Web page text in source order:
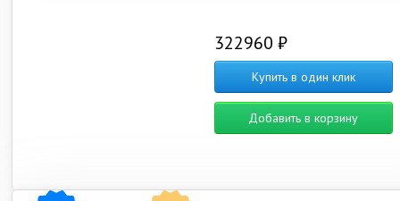
322960 ₽
Купить в один клик
Добавить в корзину